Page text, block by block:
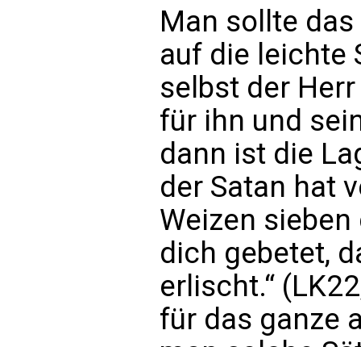
Man sollte
auf die leichte
selbst der
für ihn und
dann ist die
der Satan hat
Weizen
dich gebetet,
erlischt.“
für das ganze